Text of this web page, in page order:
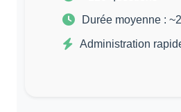
Durée moyenne :
Administration